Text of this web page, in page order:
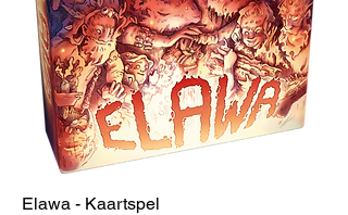
Elawa - Kaartspel